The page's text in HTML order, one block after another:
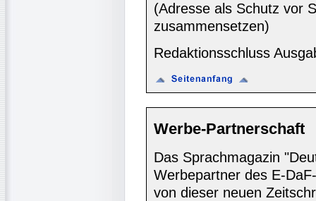
(Adresse als Schutz vor
zusammensetzen)
Redaktionsschluss
Werbe-Partnerschaft
Das Sprachmagazin
Werbepartner des E-
von dieser neuen